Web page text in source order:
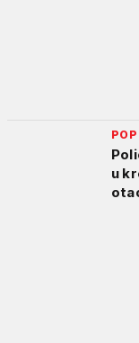
u